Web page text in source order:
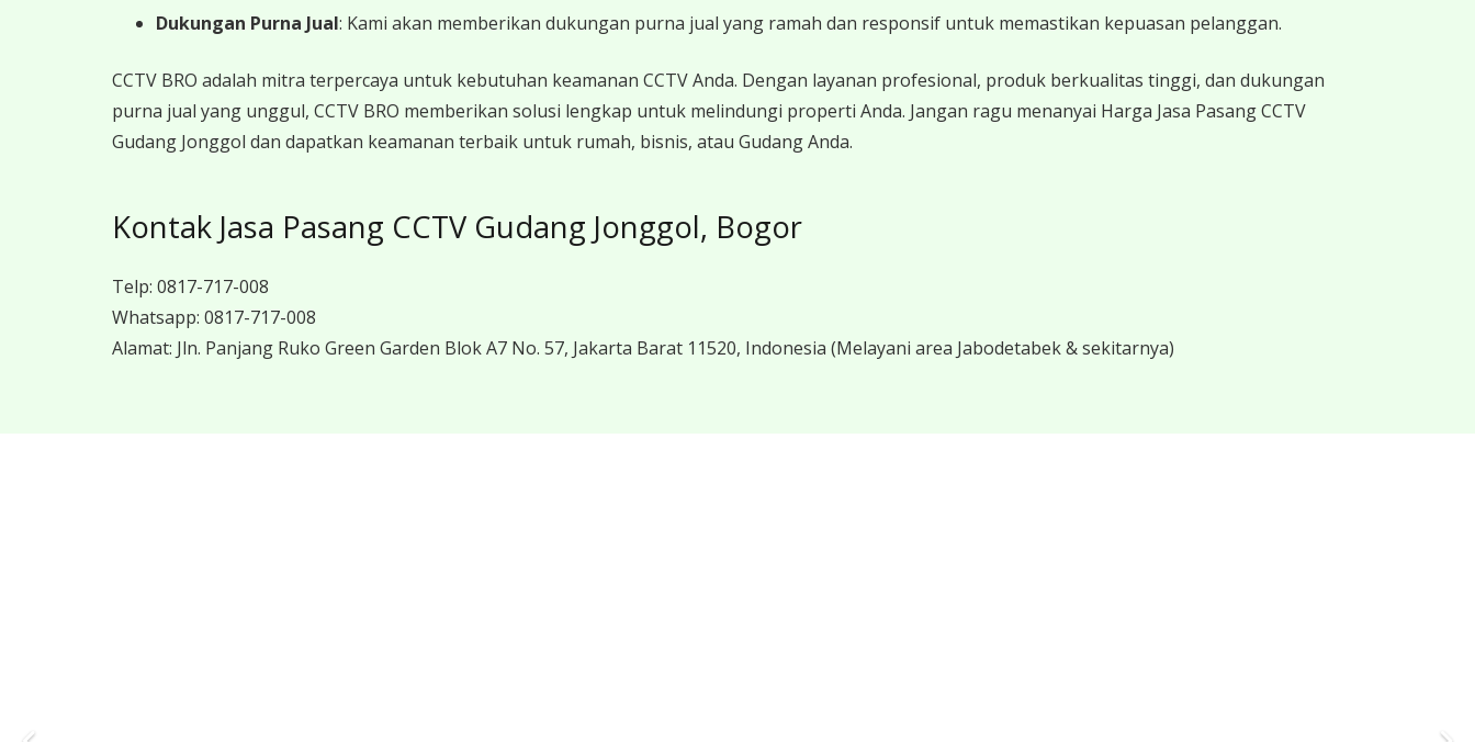
Dukungan Purna Jual: Kami akan memberikan dukungan purna jual yang ramah dan responsif untuk memastikan kepuasan pelanggan.
CCTV BRO adalah mitra terpercaya untuk kebutuhan keamanan CCTV Anda. Dengan layanan profesional, produk berkualitas tinggi, dan dukungan
purna jual yang unggul, CCTV BRO memberikan solusi lengkap untuk melindungi properti Anda. Jangan ragu menanyai Harga Jasa Pasang CCTV
Gudang Jonggol dan dapatkan keamanan terbaik untuk rumah, bisnis, atau Gudang Anda.
Kontak Jasa Pasang CCTV Gudang Jonggol, Bogor
Telp: 0817-717-008
Whatsapp: 0817-717-008
Alamat: Jln. Panjang Ruko Green Garden Blok A7 No. 57, Jakarta Barat 11520, Indonesia (Melayani area Jabodetabek & sekitarnya)